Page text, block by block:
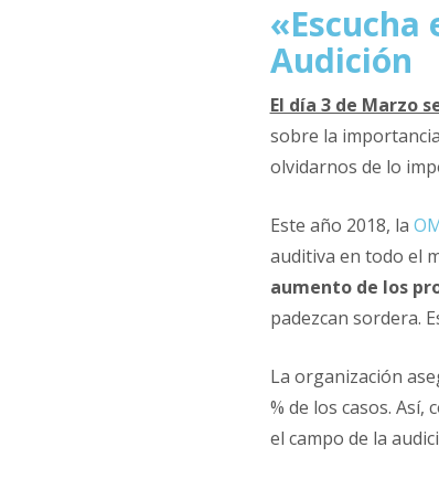
Audición
El día 3 de Marzo
sobre la
olvidarnos de lo
Este año 2018, la
auditiva en todo el
aumento de los
padezcan sordera.
La organización
% de los casos.
el campo de la